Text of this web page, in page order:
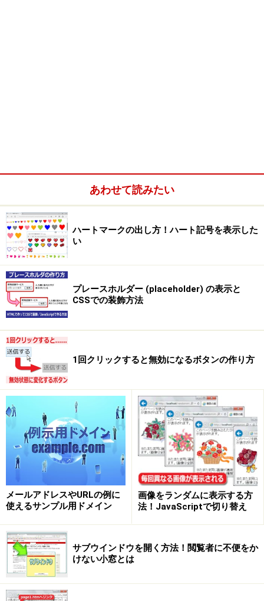
あわせて読みたい
ハートマークの出し方！ハート記号を表示した
い
プレースホルダー (placeholder) の表示と
CSSでの装飾方法
1回クリックすると無効になるボタンの作り方
メールアドレスやURLの例に
使えるサンプル用ドメイン
画像をランダムに表示する方
法！JavaScriptで切り替え
サブウインドウを開く方法！閲覧者に不便をか
けない小窓とは